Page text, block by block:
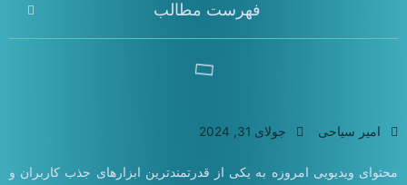
فهرست مطالب
امیر سیاحی جولای 31, 2024
محتوای ویدیویی امروزه به یکی از قدرتمندترین ابزارهای جذب کاربران و